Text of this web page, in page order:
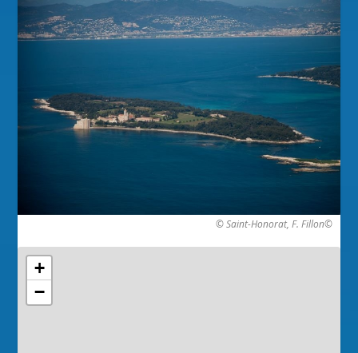
© Saint-Honorat, F. Fillon©
+
−